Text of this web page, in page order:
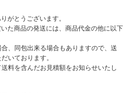
がとうございます。
た商品の発送には、商品代金の他に以下
、同包出来る場合もありますので、送
いております。
料を含んだお見積額をお知らせいたし